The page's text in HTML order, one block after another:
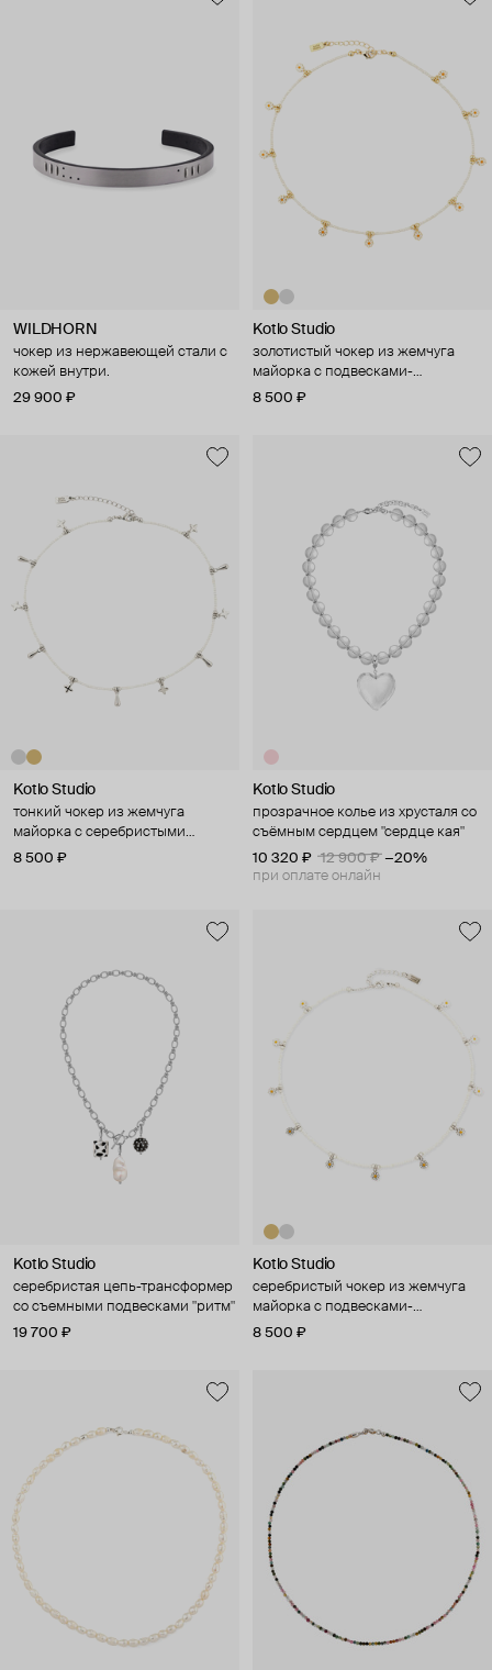
WILDHORN
чокер из нержавеющей стали с
кожей внутри.
29 900 ₽
Kotlo Studio
золотистый чокер из жемчуга
майорка с подвесками-
ромашками "романтичное
8 500 ₽
Kotlo Studio
тонкий чокер из жемчуга
майорка с серебристыми
подвесками "капли"
8 500 ₽
Kotlo Studio
прозрачное колье из хрусталя со
съёмным сердцем "сердце кая"
10 320 ₽
12 900 ₽ −20%
при оплате онлайн
Kotlo Studio
серебристая цепь-трансформер
со съемными подвесками "ритм"
19 700 ₽
Kotlo Studio
серебристый чокер из жемчуга
майорка с подвесками-
ромашками "романтичное
8 500 ₽